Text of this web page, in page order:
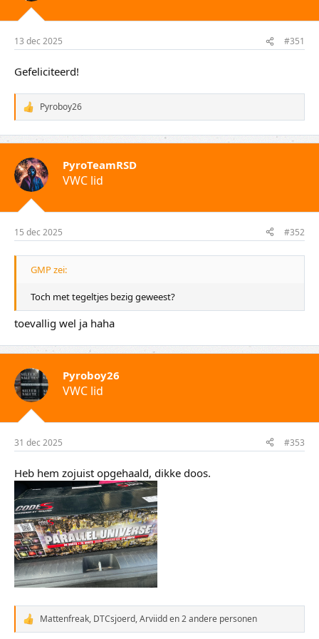
n
n
13 dec 2025 #351
Gefeliciteerd!
W
a
a
r
d
e
r
i
n
n
Pyroboy26
PyroTeamRSD
VWC lid
15 dec 2025 #352
GMP zei:
Toch met tegeltjes bezig geweest?
toevallig wel ja haha
Pyroboy26
VWC lid
31 dec 2025 #353
Heb hem zojuist opgehaald, dikke doos.
W
a
Mattenfreak, DTCsjoerd,Arviidden 2 andere personen